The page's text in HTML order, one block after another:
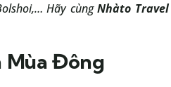
Hãy cùngNhàto Travel
Mùa Đông